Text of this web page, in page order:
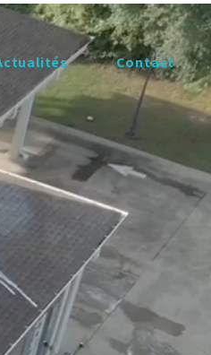
Contact